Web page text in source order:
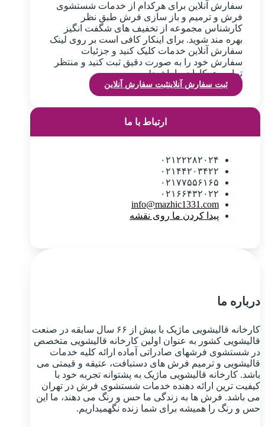
سفارش آنلاین برای هرکدام از خدمات شستشوی
فرش و ترمیم و باز سازی فرش طبق نظر
کارشناس مجموعه از تخفیف های شگفت انگیز
بهره مند شوید. برای اینکار کافی است بر روی لینک
سفارش آنلاین خدمات کلیک کنید و جزئیات
سفارش خود را به صورت دقیق ثبت کنید و منتظر
تماس همکاران ما باشید!
ثبت سفارش آنلاینثبت سفارش آنلاین
ارتباط با ما
۰۲۱۲۲۲۸۲۰۲۴
۰۲۱۴۴۲۰۳۴۲۲
۰۲۱۷۷۵۵۶۱۶۵
۰۲۱۶۶۴۳۲۰۲۲
info@mazhic1331.com
پیدا کردن ما روی نقشه
درباره ما
کارخانه قالیشویی ماژیک با بیش از ۶۶ سال سابقه در صنعت
قالیشویی کشور به عنوان اولین کارخانه قالیشویی متخصص
در شستشوی فرشهای صادراتی آماده ارائه کلیه خدمات
قالیشویی و ترمیم فرش های دستبافت، عتیقه و قیمتی می
باشد. کارخانه قالیشویی ماژیک به پشتوانه تجربه خود با
کیفیت ترین ارائه دهنده خدمات شستشوی فرش در تهران
می باشد. فرش ها به زندگی ما حس و رنگ می دهند، ما این
حس و رنگ را همیشه برای شما زنده نگهمیداریم.